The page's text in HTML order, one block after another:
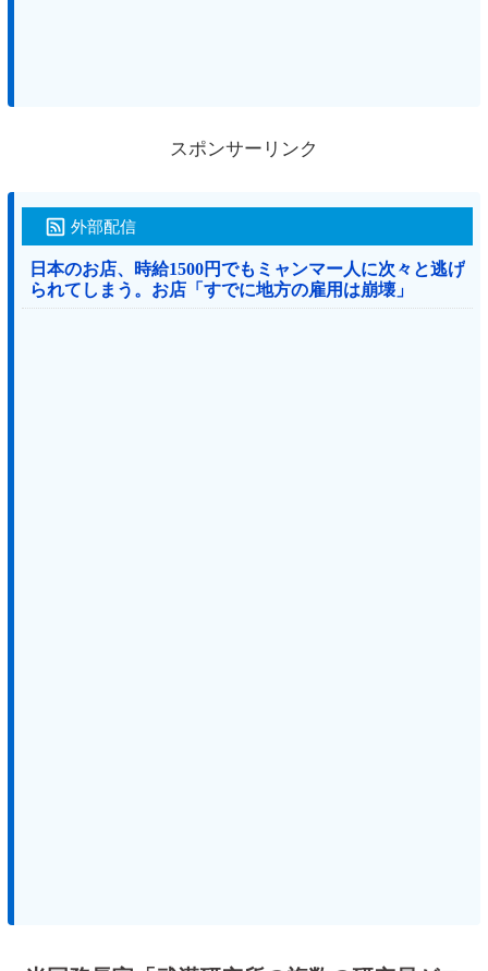
スポンサーリンク
外部配信
日本のお店、時給1500円でもミャンマー人に次々と逃げ
られてしまう。お店「すでに地方の雇用は崩壊」